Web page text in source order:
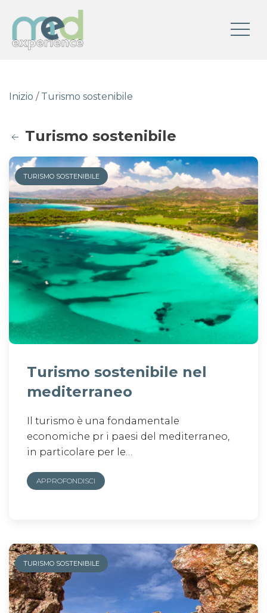
Inizio / Turismo sostenibile
Turismo sostenibile
TURISMO SOSTENIBILE
Turismo sostenibile nel
mediterraneo
Il turismo è una fondamentale
economiche pr i paesi del mediterraneo,
in particolare per le…
APPROFONDISCI
TURISMO SOSTENIBILE